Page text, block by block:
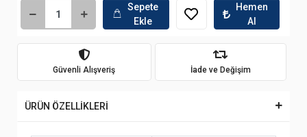
Sepete
Ekle
Hemen
Al
Güvenli Alışveriş İade ve Değişim
ÜRÜN ÖZELLİKLERİ